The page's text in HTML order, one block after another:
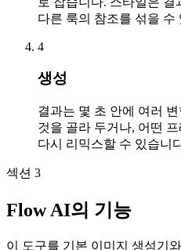
다른 룩의 참조를 섞을 수
4
생성
결과는 몇 초 안에 여러
것을 골라 두거나, 어떤
다시 리믹스할 수 있습니
섹션 3
Flow AI의 기능
이 도구를 기본 이미지 생성기